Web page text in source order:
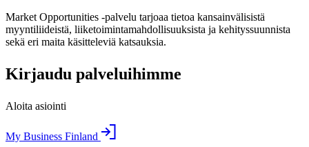
Market Opportunities -palvelu tarjoaa tietoa kansainvälisistä
myyntiliideistä, liiketoimintamahdollisuuksista ja kehityssuunnista
sekä eri maita käsitteleviä katsauksia.
Kirjaudu palveluihimme
Aloita asiointi
My Business Finland